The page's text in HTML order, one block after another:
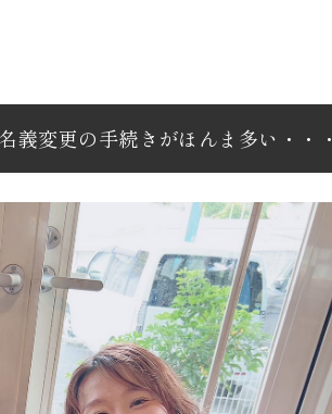
義変更の手続きがほんま多い・・・